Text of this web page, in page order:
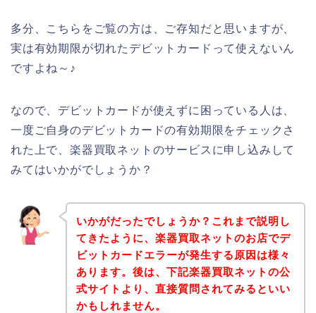
多分、こちらをご覧の方は、ご存知だと思いますが、
実は有効期限が切れたデビットカードって使えないん
ですよね～♪
なので、デビットカードが使えずに困っている人は、
一度ご自身のデビットカードの有効期限をチェックさ
れた上で、楽器買取ネットのサービスに申し込みして
みてはいかがでしょうか？
いかがだったでしょうか？これまで説明し
てきたように、楽器買取ネットのお店でデ
ビットカードエラーが発生する原因は様々
あります。後は、下記楽器買取ネットの公
式サイトより、直接質問されてみるといい
かもしれません。